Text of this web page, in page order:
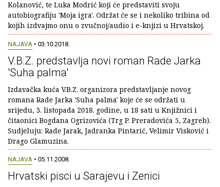
Kolanović, te Luka Modrić koji će predstaviti svoju
autobiografiju 'Moja igra'. Održat će se i nekoliko tribina od
kojih izdvajmo onu o zvučnoj/audio i e-knjizi u Hrvatskoj.
NAJAVA • 03.10.2018.
V.B.Z. predstavlja novi roman Rade Jarka
'Suha palma'
Izdavačka kuća V.B.Z. organizora predstavljanje novog
romana Rade Jarka 'Suha palma' koje će se održati u
srijedu, 3. listopada 2018. godine, u 18 sati u Knjižnici i
čitaonici Bogdana Ogrizovića (Trg P. Preradovića 5, Zagreb).
Sudjeluju: Rade Jarak, Jadranka Pintarić, Velimir Visković i
Drago Glamuzina.
NAJAVA • 05.11.2008.
Hrvatski pisci u Sarajevu i Zenici